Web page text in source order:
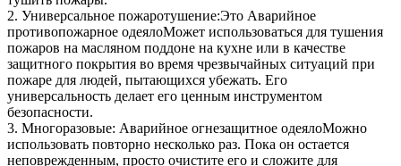
2. Универсальное пожаротушение:Это Аварийное
противопожарное одеялоМожет использоваться для тушения
пожаров на масляном поддоне на кухне или в качестве
защитного покрытия во время чрезвычайных ситуаций при
пожаре для людей, пытающихся убежать. Его
универсальность делает его ценным инструментом
безопасности.
3. Многоразовые: Аварийное огнезащитное одеялоМожно
использовать повторно несколько раз. Пока он остается
неповрежденным, просто очистите его и сложите для